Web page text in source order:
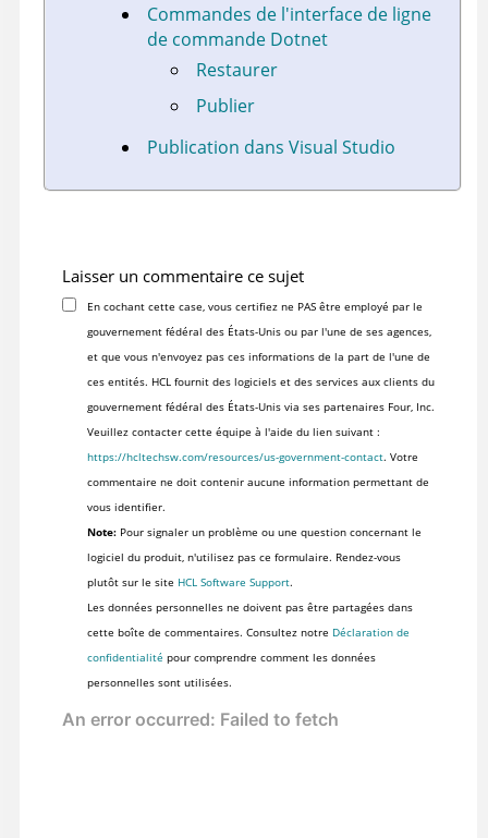
Commandes de l'interface de ligne
de commande Dotnet
Restaurer
Publier
Publication dans Visual Studio
Laisser un commentaire ce sujet
En cochant cette case, vous certifiez ne PAS être employé par le
gouvernement fédéral des États-Unis ou par l'une de ses agences,
et que vous n'envoyez pas ces informations de la part de l'une de
ces entités. HCL fournit des logiciels et des services aux clients du
gouvernement fédéral des États-Unis via ses partenaires Four, Inc.
Veuillez contacter cette équipe à l'aide du lien suivant :
https://hcltechsw.com/resources/us-government-contact. Votre
commentaire ne doit contenir aucune information permettant de
vous identifier.
Note:Pour signaler un problème ou une question concernant le
logiciel du produit, n'utilisez pas ce formulaire. Rendez-vous
plutôt sur le site HCL Software Support.
Les données personnelles ne doivent pas être partagées dans
cette boîte de commentaires. Consultez notre Déclaration de
confidentialité pour comprendre comment les données
personnelles sont utilisées.